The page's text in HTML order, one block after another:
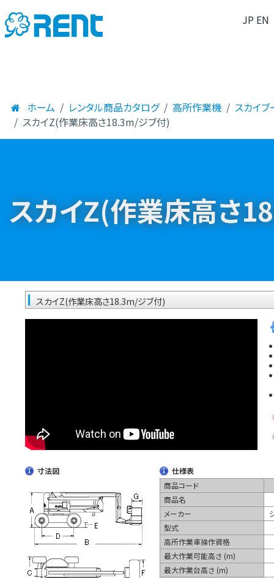
JP EN
ホーム レンタル商品カタログ 高所作業機
スカイブ
スカイZ(作業床高さ18.3m/ジブ付)
スカイZ(作業床高さ
スカイZ(作業床高さ18.3m/ジブ付)
寸法図
仕様表
商品コード
商品名
メーカー
型式
高所作業車操作資格
最大作業可能高さ (m)
最大作業台高さ (m)